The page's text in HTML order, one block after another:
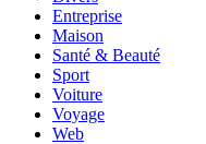
Entreprise
Maison
Santé & Beauté
Sport
Voiture
Voyage
Web